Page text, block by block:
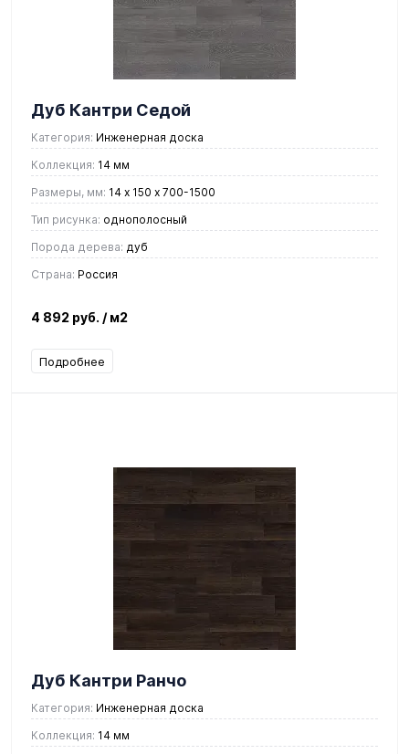
Дуб Кантри Седой
Категория: Инженерная доска
Коллекция: 14 мм
Размеры, мм: 14 х 150 х 700-1500
Тип рисунка: однополосный
Порода дерева: дуб
Страна: Россия
4 892 руб. / м2
Подробнее
Дуб Кантри Ранчо
Категория: Инженерная доска
Коллекция: 14 мм